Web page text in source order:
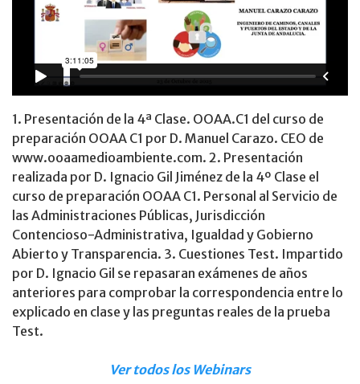
1. Presentación de la 4ª Clase. OOAA.C1 del curso de
preparación OOAA C1 por D. Manuel Carazo. CEO de
www.ooaamedioambiente.com. 2. Presentación
realizada por D. Ignacio Gil Jiménez de la 4º Clase el
curso de preparación OOAA C1. Personal al Servicio de
las Administraciones Públicas, Jurisdicción
Contencioso-Administrativa, Igualdad y Gobierno
Abierto y Transparencia. 3. Cuestiones Test. Impartido
por D. Ignacio Gil se repasaran exámenes de años
anteriores para comprobar la correspondencia entre lo
explicado en clase y las preguntas reales de la prueba
Test.
Ver todos los Webinars